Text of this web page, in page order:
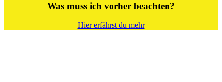
Was muss ich vorher beachten?
Hier erfährst du mehr